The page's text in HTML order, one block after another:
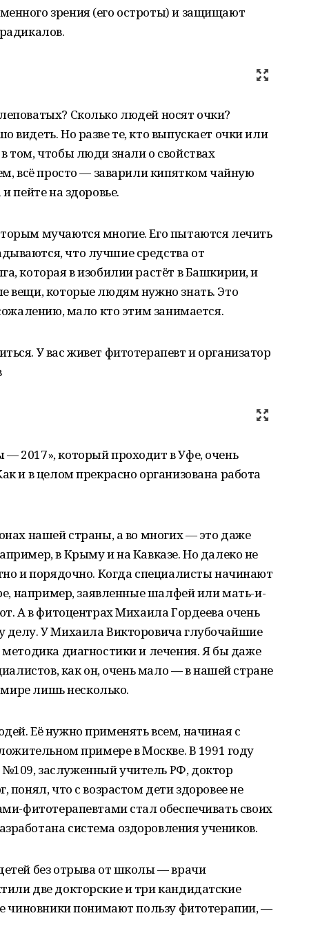
зрения (его остроты) и защищают
Сколько людей носят очки?
Но разве те, кто выпускает очки или
том, чтобы люди знали о свойствах
всё просто — заварили кипятком чайную
пейте на здоровье.
мучаются многие. Его пытаются лечить
что лучшие средства от
которая в изобилии растёт в Башкирии, и
вещи, которые людям нужно знать. Это
мало кто этим занимается.
У вас живет фитотерапевт и организатор
2017», который проходит в Уфе, очень
и в целом прекрасно организована работа
нашей страны, а во многих — это даже
в Крыму и на Кавказе. Но далеко не
и порядочно. Когда специалисты начинают
например, заявленные шалфей или мать-и-
А в фитоцентрах Михаила Гордеева очень
делу. У Михаила Викторовича глубочайшие
диагностики и лечения. Я бы даже
как он, очень мало — в нашей стране
мире лишь несколько.
Её нужно применять всем, начиная с
примере в Москве. В 1991 году
заслуженный учитель РФ, доктор
понял, что с возрастом дети здоровее не
фитотерапевтами стал обеспечивать своих
система оздоровления учеников.
без отрыва от школы — врачи
две докторские и три кандидатские
чиновники понимают пользу фитотерапии, —